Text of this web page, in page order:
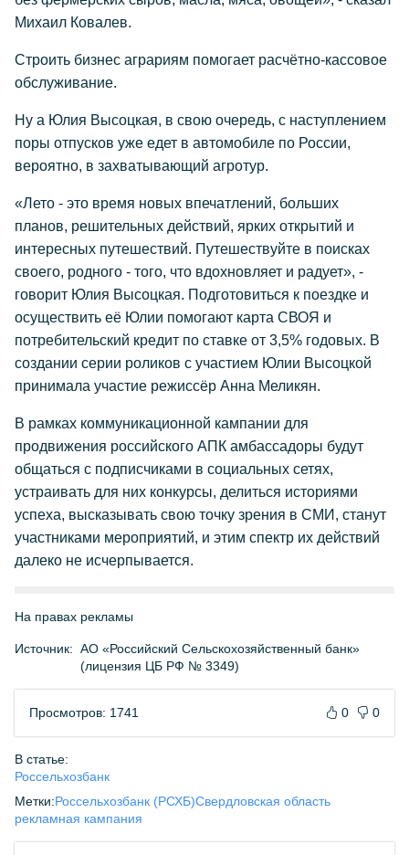
Михаил Ковалев.
Строить бизнес аграриям помогает расчётно-кассовое
обслуживание.
Ну а Юлия Высоцкая, в свою очередь, с наступлением
поры отпусков уже едет в автомобиле по России,
вероятно, в захватывающий агротур.
«Лето - это время новых впечатлений, больших
планов, решительных действий, ярких открытий и
интересных путешествий. Путешествуйте в поисках
своего, родного - того, что вдохновляет и радует», -
говорит Юлия Высоцкая. Подготовиться к поездке и
осуществить её Юлии помогают карта СВОЯ и
потребительский кредит по ставке от 3,5% годовых. В
создании серии роликов с участием Юлии Высоцкой
принимала участие режиссёр Анна Меликян.
В рамках коммуникационной кампании для
продвижения российского АПК амбассадоры будут
общаться с подписчиками в социальных сетях,
устраивать для них конкурсы, делиться историями
успеха, высказывать свою точку зрения в СМИ, станут
участниками мероприятий, и этим спектр их действий
далеко не исчерпывается.
На правах рекламы
Источник: АО «Российский Сельскохозяйственный банк»
(лицензия ЦБ РФ № 3349)
Просмотров: 1741 0 0
В статье:
Россельхозбанк
Метки:Россельхозбанк (РСХБ)Свердловская область
рекламная кампания